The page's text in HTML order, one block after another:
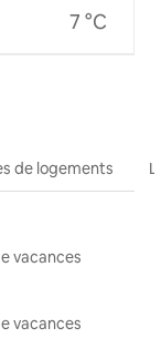
7 °C
de logements
vacances
vacances